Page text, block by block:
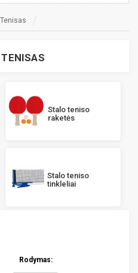
Stalo teniso
raketės
Stalo teniso
tinkleliai
Rodymas: